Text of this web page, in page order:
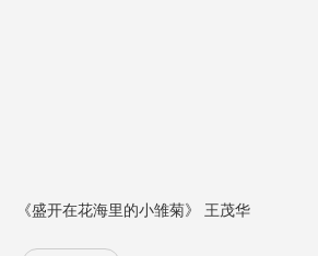
《盛开在花海里的小雏菊》 王茂华